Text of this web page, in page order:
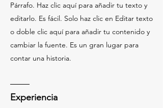
Párrafo. Haz clic aquí para añadir tu texto y
editarlo. Es fácil. Solo haz clic en Editar texto
o doble clic aquí para añadir tu contenido y
cambiar la fuente. Es un gran lugar para
contar una historia.
Experiencia